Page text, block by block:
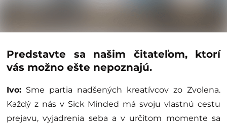
Predstavte sa našim čitateľom, ktorí
vás možno ešte nepoznajú.
Ivo: Sme partia nadšených kreatívcov zo Zvolena.
Každý z nás v Sick Minded má svoju vlastnú cestu
prejavu, vyjadrenia seba a v určitom momente sa